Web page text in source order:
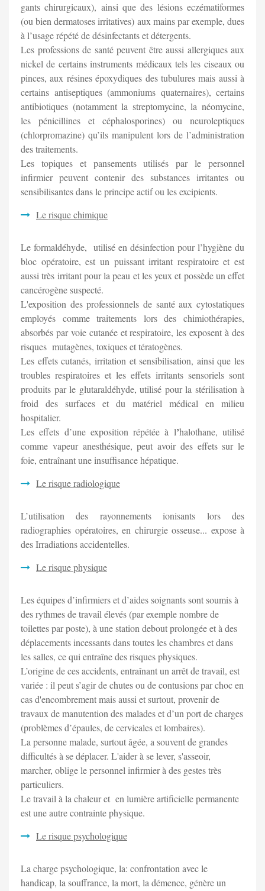
gants chirurgicaux), ainsi que des lésions eczématiformes
(ou bien dermatoses irritatives) aux mains par exemple, dues
à l’usage répété de désinfectants et détergents.
Les professions de santé peuvent être aussi allergiques aux
nickel de certains instruments médicaux tels les ciseaux ou
pinces, aux résines époxydiques des tubulures mais aussi à
certains antiseptiques (ammoniums quaternaires), certains
antibiotiques (notamment la streptomycine, la néomycine,
les pénicillines et céphalosporines) ou neuroleptiques
(chlorpromazine) qu’ils manipulent lors de l’administration
des traitements.
Les topiques et pansements utilisés par le personnel
infirmier peuvent contenir des substances irritantes ou
sensibilisantes dans le principe actif ou les excipients.
Le risque chimique
Le formaldéhyde, utilisé en désinfection pour l’hygiène du
bloc opératoire, est un puissant irritant respiratoire et est
aussi très irritant pour la peau et les yeux et possède un effet
cancérogène suspecté.
L'exposition des professionnels de santé aux cytostatiques
employés comme traitements lors des chimiothérapies,
absorbés par voie cutanée et respiratoire, les exposent à des
risques mutagènes, toxiques et tératogènes.
Les effets cutanés, irritation et sensibilisation, ainsi que les
troubles respiratoires et les effets irritants sensoriels sont
produits par le glutaraldéhyde, utilisé pour la stérilisation à
froid des surfaces et du matériel médical en milieu
hospitalier.
Les effets d’une exposition répétée à l’halothane, utilisé
comme vapeur anesthésique, peut avoir des effets sur le
foie, entraînant une insuffisance hépatique.
Le risque radiologique
L’utilisation des rayonnements ionisants lors des
radiographies opératoires, en chirurgie osseuse... expose à
des Irradiations accidentelles.
Le risque physique
Les équipes d’infirmiers et d’aides soignants sont soumis à
des rythmes de travail élevés (par exemple nombre de
toilettes par poste), à une station debout prolongée et à des
déplacements incessants dans toutes les chambres et dans
les salles, ce qui entraîne des risques physiques.
L’origine de ces accidents, entraînant un arrêt de travail, est
variée : il peut s’agir de chutes ou de contusions par choc en
cas d'encombrement mais aussi et surtout, provenir de
travaux de manutention des malades et d’un port de charges
(problèmes d’épaules, de cervicales et lombaires).
La personne malade, surtout âgée, a souvent de grandes
difficultés à se déplacer. L'aider à se lever, s'asseoir,
marcher, oblige le personnel infirmier à des gestes très
particuliers.
Le travail à la chaleur et en lumière artificielle permanente
est une autre contrainte physique.
Le risque psychologique
La charge psychologique, la: confrontation avec le
handicap, la souffrance, la mort, la démence, génère un